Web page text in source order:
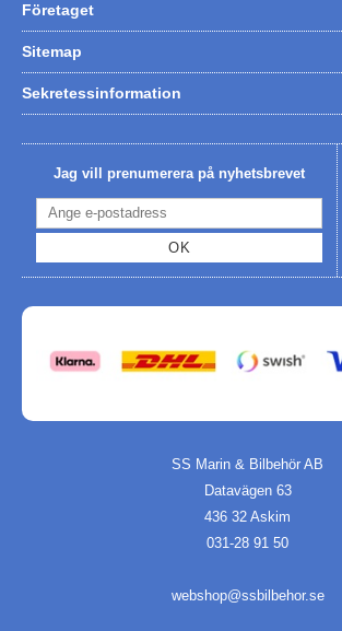
Företaget
Sitemap
Sekretessinformation
Jag vill prenumerera på nyhetsbrevet
OK
SS Marin & Bilbehör AB
Datavägen 63
436 32 Askim
031-28 91 50
webshop@ssbilbehor.se